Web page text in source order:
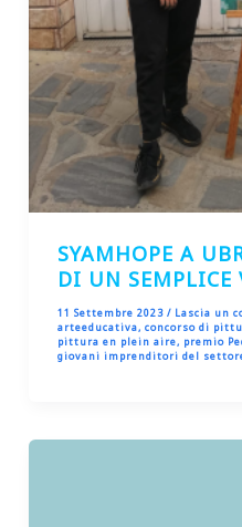
SYAMHOPE A
DI UN SEMPLICE
11 Settembre 2023 / Lascia un
arteeducativa, concorso di
pittura en plein aire, premio
giovani imprenditori del